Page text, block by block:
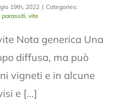
19th, 2022 | Categories:
,parassiti,vite
Nota generica Una
diffusa, ma può
vigneti e in alcune
e [...]